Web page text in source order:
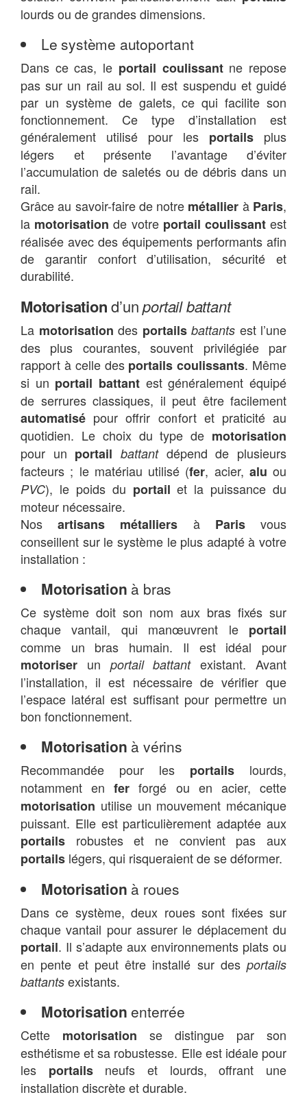
lourds ou de grandes dimensions.
Le système autoportant
Dans ce cas, le portail coulissantne repose
pas sur un rail au sol. Il est suspendu et guidé
par un système de galets, ce qui facilite son
fonctionnement. Ce type d’installation est
généralement utilisé pour les portails plus
légers et présente l’avantage d’éviter
l’accumulation de saletés ou de débris dans un
rail.
Grâce au savoir-faire de notre métallier à Paris,
la motorisation de votre portail coulissantest
réalisée avec des équipements performants afin
de garantir confort d’utilisation, sécurité et
durabilité.
Motorisationd’unportail battant
La motorisation des portails battants est l’une
des plus courantes, souvent privilégiée par
rapport à celle des portails coulissants. Même
si un portail battant est généralement équipé
de serrures classiques, il peut être facilement
automatisé pour offrir confort et praticité au
quotidien. Le choix du type de motorisation
pour un portail battantdépend de plusieurs
facteurs ; le matériau utilisé (fer, acier, alu ou
PVC), le poids du portail et la puissance du
moteur nécessaire.
Nosartisans métalliers à Parisvous
conseillent sur le système le plus adapté à votre
installation :
Motorisation à bras
Ce système doit son nom aux bras fixés sur
chaque vantail, qui manœuvrent le portail
comme un bras humain. Il est idéal pour
motoriser un portail battantexistant. Avant
l’installation, il est nécessaire de vérifier que
l’espace latéral est suffisant pour permettre un
bon fonctionnement.
Motorisation à vérins
Recommandée pour les portails lourds,
notamment enfer forgé ou en acier, cette
motorisation utilise un mouvement mécanique
puissant. Elle est particulièrement adaptée aux
portails robustes et ne convient pas aux
portails légers, qui risqueraient de se déformer.
Motorisation à roues
Dans ce système, deux roues sont fixées sur
chaque vantail pour assurer le déplacement du
portail. Il s’adapte aux environnements plats ou
en pente et peut être installé sur des portails
battants existants.
Motorisation enterrée
Cette motorisation se distingue par son
esthétisme et sa robustesse. Elle est idéale pour
les portailsneufs et lourds, offrant une
installation discrète et durable.